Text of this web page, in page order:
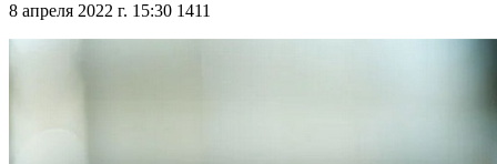
8 апреля 2022 г. 15:30 1411